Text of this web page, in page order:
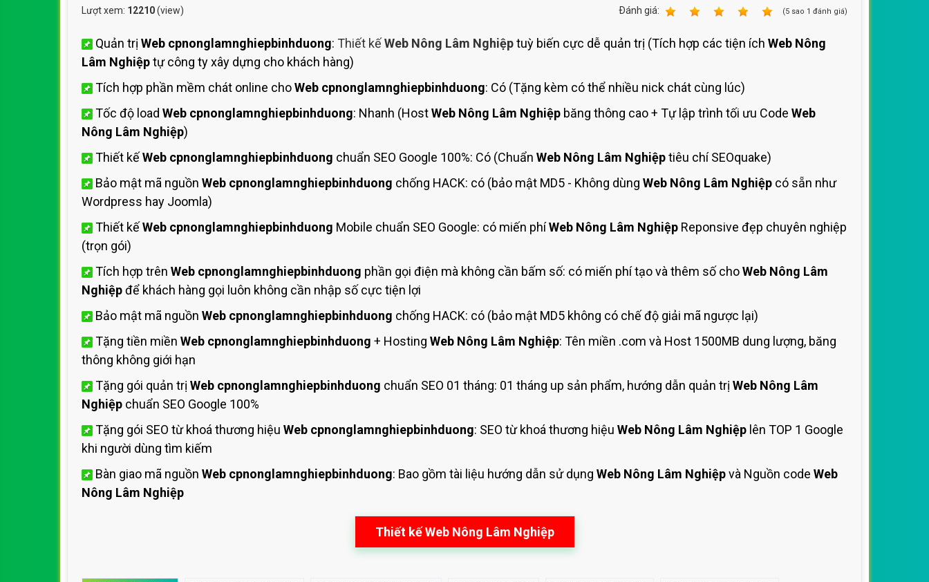
Bảng giá quảng cáo Banner
Lượt xem: 12210(view) Ðánh giá: (5 sao 1 đánh giá)
Quản trị Web cpnonglamnghiepbinhduong: Thiết kếWeb Nông Lâm Nghiệptuỳ biến cực dễ quản trị (Tích hợp các tiện ích Web Nông
Lâm Nghiệptự công ty xây dựng cho khách hàng)
Tích hợp phần mềm chát online choWeb cpnonglamnghiepbinhduong: Có (Tặng kèm có thể nhiều nick chát cùng lúc)
Tốc độ load Web cpnonglamnghiepbinhduong: Nhanh (HostWeb Nông Lâm Nghiệp băng thông cao + Tự lập trình tối ưu Code Web
Nông Lâm Nghiệp)
Thiết kếWeb cpnonglamnghiepbinhduong chuẩn SEO Google 100%: Có (Chuẩn Web Nông Lâm Nghiệptiêu chí SEOquake)
Bảo mật mã nguồn Web cpnonglamnghiepbinhduong chống HACK: có (bảo mật MD5 - Không dùng Web Nông Lâm Nghiệp có sẵn như
Wordpress hay Joomla)
Thiết kếWeb cpnonglamnghiepbinhduong Mobile chuẩn SEO Google: có miến phíWeb Nông Lâm Nghiệp Reponsive đẹp chuyên nghiệp
(trọn gói)
Tích hợp trên Web cpnonglamnghiepbinhduong phần gọi điện mà không cần bấm số: có miến phí tạo và thêm số choWeb Nông Lâm
Nghiệpđể khách hàng gọi luôn không cần nhập số cực tiện lợi
Bảo mật mã nguồn Web cpnonglamnghiepbinhduong chống HACK: có (bảo mật MD5 không có chế độ giải mã ngược lại)
Tặng tiền miền Web cpnonglamnghiepbinhduong + Hosting Web Nông Lâm Nghiệp: Tên miền .com và Host 1500MB dung lượng, băng
thông không giới hạn
Tặng gói quản trị Web cpnonglamnghiepbinhduong chuẩn SEO 01 tháng: 01 tháng up sản phẩm, hướng dẫn quản trị Web Nông Lâm
Nghiệp chuẩn SEO Google 100%
Tặng gói SEO từ khoá thương hiệu Web cpnonglamnghiepbinhduong: SEO từ khoá thương hiệu Web Nông Lâm Nghiệp lên TOP 1 Google
khi người dùng tìm kiếm
Bàn giao mã nguồn Web cpnonglamnghiepbinhduong: Bao gồm tài liệu hướng dẫn sử dụng Web Nông Lâm Nghiệpvà Nguồn code Web
Nông Lâm Nghiệp
Thiết kế Web Nông Lâm Nghiệp